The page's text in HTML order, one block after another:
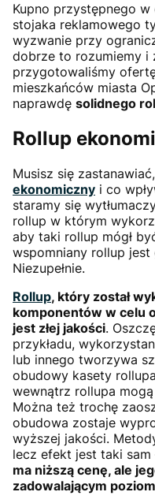
Kupno przystępnego
stojaka reklamowego
wyzwanie przy
dobrze to rozumiemy i
przygotowaliśmy
mieszkańców miasta
naprawdę solidnego
Rollup
Musisz się
ekonomiczny i co
staramy się
rollup w którym
aby taki rollup mógł
wspomniany rollup
Niezupełnie.
Rollup, który został
komponentów w celu
jest złej jakości.
przykładu,
lub innego tworzywa
obudowy kasety
wewnątrz rollupa
Można też trochę
obudowa zostaje
wyższej jakości.
lecz efekt jest taki sam
ma niższą cenę, ale
zadowalającym